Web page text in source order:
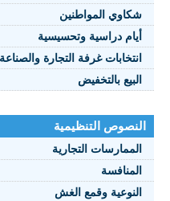
المواطنين
دراسية وتحسيسية
غرفة التجارة والصناعة
بالتخفيض
التنظيمية
التجارية
وقمع الغش